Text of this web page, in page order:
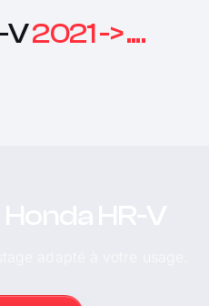
V2021 -> ....